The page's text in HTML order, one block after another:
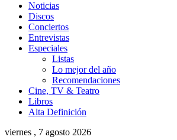
Noticias
Discos
Conciertos
Entrevistas
Especiales
Listas
Lo mejor del año
Recomendaciones
Cine, TV & Teatro
Libros
Alta Definición
viernes , 7 agosto 2026